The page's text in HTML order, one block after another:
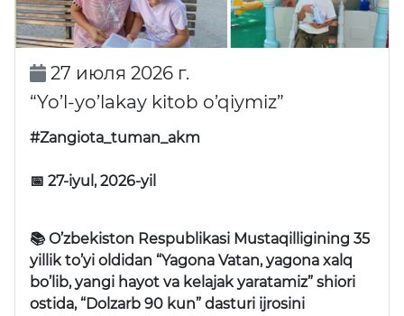
27 июля 2026 г.
“Yo’l-yo’lakay kitob o’qiymiz”
#Zangiota_tuman_akm
📅 27-iyul, 2026-yil
📚 O’zbekiston Respublikasi Mustaqilligining 35
yillik to’yi oldidan “Yagona Vatan, yagona xalq
bo’lib, yangi hayot va kelajak yaratamiz” shiori
ostida, “Dolzarb 90 kun” dasturi ijrosini